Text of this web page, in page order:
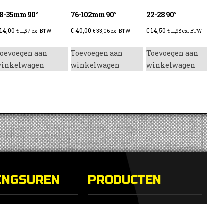
35mm 90°
14,00 € 11,57 ex. BTW
aan
76-102mm 90°
€40,00 €33,06ex. BTW
Toevoegen aan
winkelwagen
22-28 90°
€14,50 €11,98ex. BTW
Toevoegen aan
winkelwagen
PRODUCTEN